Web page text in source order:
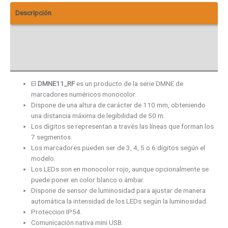
Descripción
ElDMNE11_RFes un producto de la serie DMNE de
marcadores numéricos monocolor.
Dispone de una altura de carácter de 110 mm, obteniendo
una distancia máxima de legibilidad de 50 m.
Los dígitos se representan a través las líneas que forman los
7 segmentos.
Los marcadores pueden ser de 3, 4, 5 o 6 dígitos según el
modelo.
Los LEDs son en monocolor rojo, aunque opcionalmente se
puede poner en color blanco o ámbar.
Dispone de sensor de luminosidad para ajustar de manera
automática la intensidad de los LEDs según la luminosidad.
Proteccion IP54.
Comunicación nativa mini USB.